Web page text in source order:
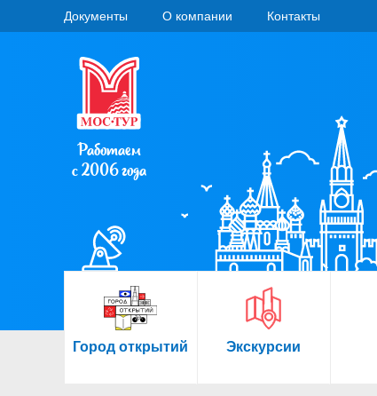
Документы О компании Контакты
Работаем
с 2006 года
Город открытий Экскурсии